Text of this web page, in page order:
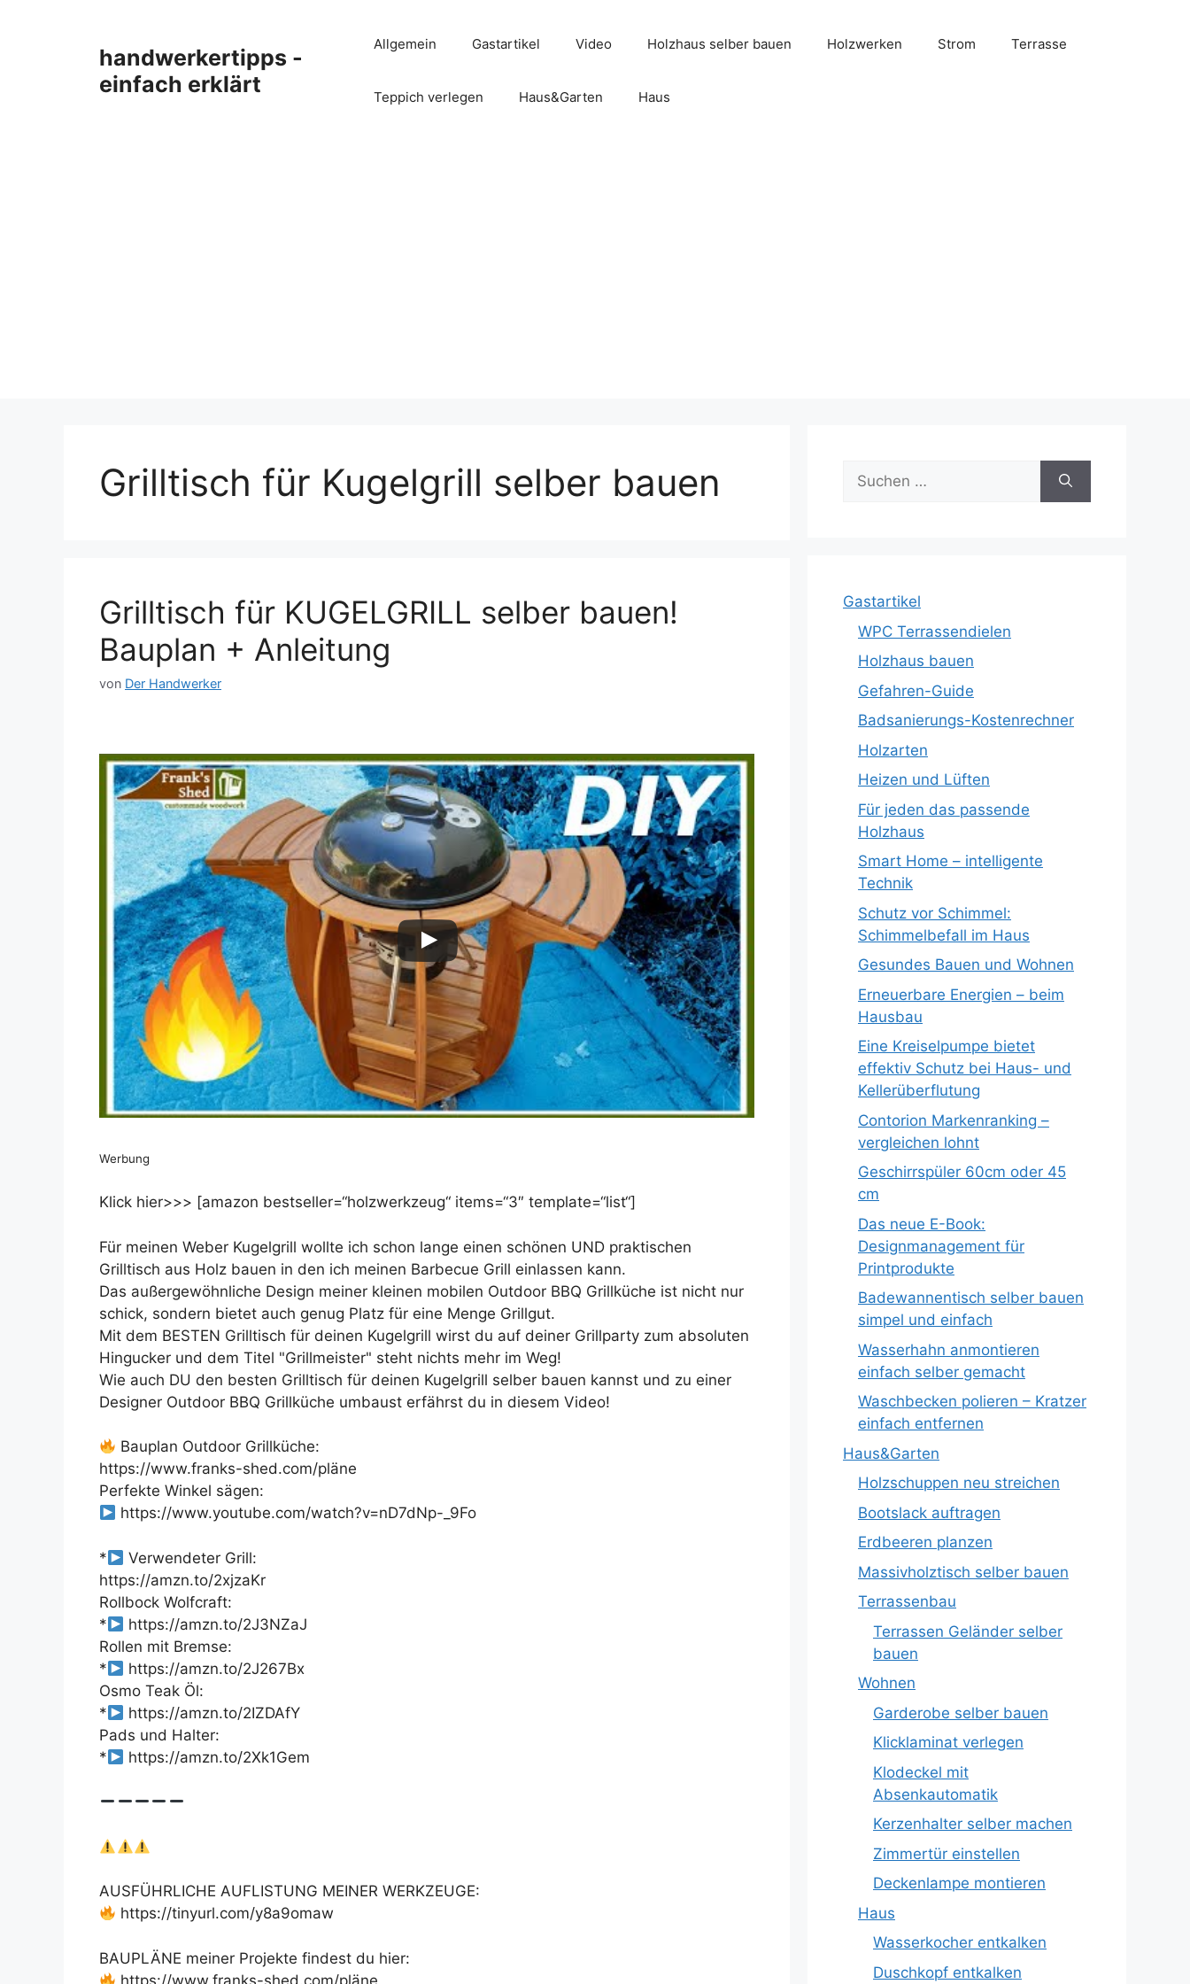
handwerkertipps -
einfach erklärt
Allgemein Gastartikel Video Holzhaus selber bauen Holzwerken Strom Terrasse
Teppich verlegen Haus&Garten Haus
Grilltisch für Kugelgrill selber bauen
Grilltisch für KUGELGRILL selber bauen!
Bauplan + Anleitung
von Der Handwerker
Dieses Video auf YouTube ansehen
Werbung
Klick hier>>> [amazon bestseller=“holzwerkzeug“ items=“3″ template=“list“]
Für meinen Weber Kugelgrill wollte ich schon lange einen schönen UND praktischen
Grilltisch aus Holz bauen in den ich meinen Barbecue Grill einlassen kann.
Das außergewöhnliche Design meiner kleinen mobilen Outdoor BBQ Grillküche ist nicht nur
schick, sondern bietet auch genug Platz für eine Menge Grillgut.
Mit dem BESTEN Grilltisch für deinen Kugelgrill wirst du auf deiner Grillparty zum absoluten
Hingucker und dem Titel "Grillmeister" steht nichts mehr im Weg!
Wie auch DU den besten Grilltisch für deinen Kugelgrill selber bauen kannst und zu einer
Designer Outdoor BBQ Grillküche umbaust erfährst du in diesem Video!
Bauplan Outdoor Grillküche:
https://www.franks-shed.com/pläne
Perfekte Winkel sägen:
https://www.youtube.com/watch?v=nD7dNp-_9Fo
*
Verwendeter Grill:
https://amzn.to/2xjzaKr
Rollbock Wolfcraft:
*
https://amzn.to/2J3NZaJ
Rollen mit Bremse:
*
https://amzn.to/2J267Bx
Osmo Teak Öl:
*
https://amzn.to/2IZDAfY
Pads und Halter:
*
https://amzn.to/2Xk1Gem
AUSFÜHRLICHE AUFLISTUNG MEINER WERKZEUGE:
https://tinyurl.com/y8a9omaw
BAUPLÄNE meiner Projekte findest du hier:
https://www.franks-shed.com/pläne
Suche
nach:
Gastartikel
WPC Terrassendielen
Holzhaus bauen
Gefahren-Guide
Badsanierungs-Kostenrechner
Holzarten
Heizen und Lüften
Für jeden das passende
Holzhaus
Smart Home – intelligente
Technik
Schutz vor Schimmel:
Schimmelbefall im Haus
Gesundes Bauen und Wohnen
Erneuerbare Energien – beim
Hausbau
Eine Kreiselpumpe bietet
effektiv Schutz bei Haus- und
Kellerüberflutung
Contorion Markenranking –
vergleichen lohnt
Geschirrspüler 60cm oder 45
cm
Das neue E-Book:
Designmanagement für
Printprodukte
Badewannentisch selber bauen
simpel und einfach
Wasserhahn anmontieren
einfach selber gemacht
Waschbecken polieren – Kratzer
einfach entfernen
Haus&Garten
Holzschuppen neu streichen
Bootslack auftragen
Erdbeeren planzen
Massivholztisch selber bauen
Terrassenbau
Terrassen Geländer selber
bauen
Wohnen
Garderobe selber bauen
Klicklaminat verlegen
Klodeckel mit
Absenkautomatik
Kerzenhalter selber machen
Zimmertür einstellen
Deckenlampe montieren
Haus
Wasserkocher entkalken
Duschkopf entkalken